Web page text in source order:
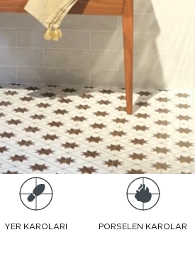
YER KAROLARI PORSELEN KAROLAR